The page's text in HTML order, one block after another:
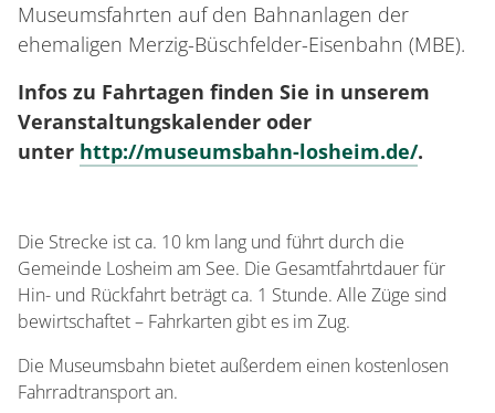
Museumsfahrten auf den Bahnanlagen der
ehemaligen Merzig-Büschfelder-Eisenbahn (MBE).
Infos zu Fahrtagen finden Sie in unserem
Veranstaltungskalender oder
unter http://museumsbahn-losheim.de/.
Die Strecke ist ca. 10 km lang und führt durch die
Gemeinde Losheim am See. Die Gesamtfahrtdauer für
Hin- und Rückfahrt beträgt ca. 1 Stunde. Alle Züge sind
bewirtschaftet – Fahrkarten gibt es im Zug.
Die Museumsbahn bietet außerdem einen kostenlosen
Fahrradtransport an.